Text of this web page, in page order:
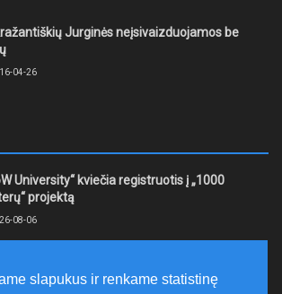
Jurginės neįsivaizduojamos be
04-26
University“ kviečia registruotis į „1000
projektą
08-06
mokinių sportinio ugdymo programas
slapukus ir renkame statistinę